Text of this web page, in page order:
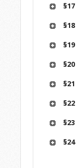
§17
§18
§19
§20
§21
§22
§23
§24